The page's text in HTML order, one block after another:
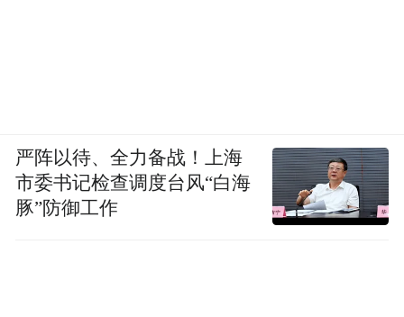
严阵以待、全力备战！上海
市委书记检查调度台风“白海
豚”防御工作